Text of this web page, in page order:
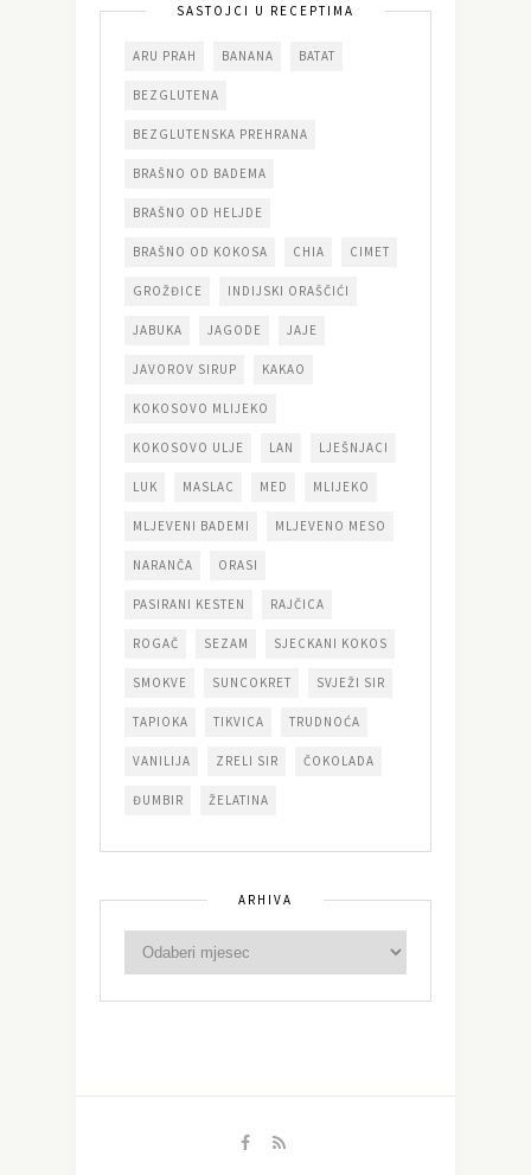
SASTOJCI U RECEPTIMA
ARU PRAH BANANA BATAT
BEZGLUTENA
BEZGLUTENSKA PREHRANA
BRAŠNO OD BADEMA
BRAŠNO OD HELJDE
BRAŠNO OD KOKOSA CHIA CIMET
GROŽĐICE INDIJSKI ORAŠČIĆI
JABUKA JAGODE JAJE
JAVOROV SIRUP KAKAO
KOKOSOVO MLIJEKO
KOKOSOVO ULJE LAN LJEŠNJACI
LUK MASLAC MED MLIJEKO
MLJEVENI BADEMI MLJEVENO MESO
NARANČA ORASI
PASIRANI KESTEN RAJČICA
ROGAČ SEZAM SJECKANI KOKOS
SMOKVE SUNCOKRET SVJEŽI SIR
TAPIOKA TIKVICA TRUDNOĆA
VANILIJA ZRELI SIR ČOKOLADA
ĐUMBIR ŽELATINA
ARHIVA